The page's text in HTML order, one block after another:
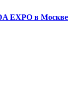
EXPO в Москве